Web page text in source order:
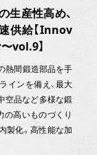
生産性高め、
供給【Innov
vol.9】
熱間鍛造部品を手
インを備え、最大
空品など多様な鍛
の高いものづくり
製化。高性能な加